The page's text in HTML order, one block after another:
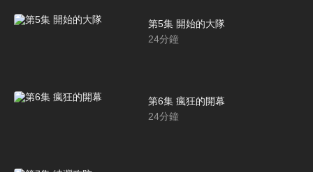
第5集 開始的大隊
24分鐘
第6集 瘋狂的開幕
24分鐘